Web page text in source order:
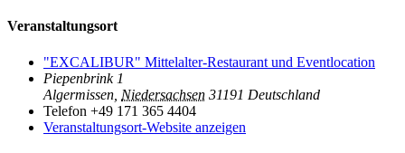
Veranstaltungsort
"EXCALIBUR" Mittelalter-Restaurant und Eventlocation
Piepenbrink 1
Algermissen Niedersachsen 31191 Deutschland
Telefon +49 171 365 4404
Veranstaltungsort-Website anzeigen